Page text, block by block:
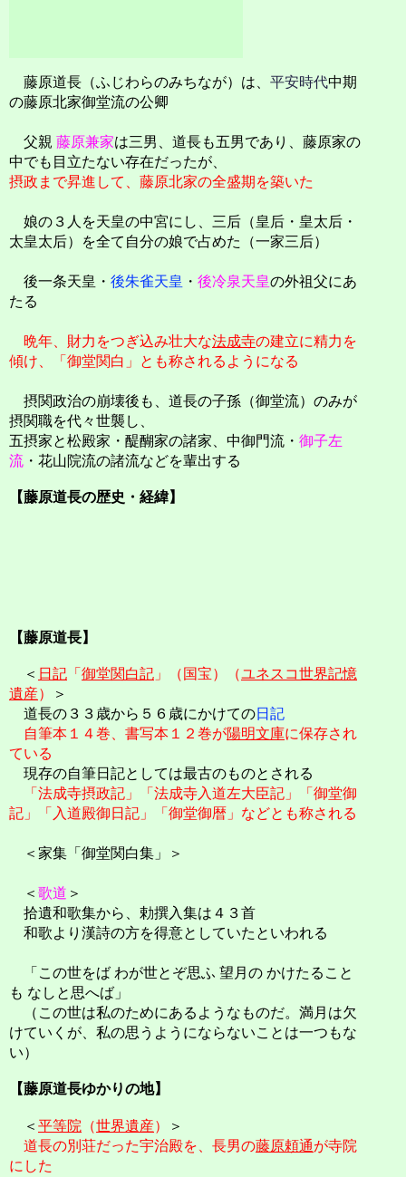
藤原道長（ふじわらのみちなが）は、 平安時代中期
の藤原北家御堂流の公卿
父親 藤原兼家は三男、道長も五男であり、藤原家の
中でも目立たない存在だったが、
摂政まで昇進して、藤原北家の全盛期を築いた
娘の３人を天皇の中宮にし、三后（皇后・皇太后・
太皇太后）を全て自分の娘で占めた（一家三后）
後一条天皇・ 後朱雀天皇 ・ 後冷泉天皇の外祖父にあ
たる
晩年、財力をつぎ込み壮大な法成寺の建立に精力を
傾け、「御堂関白」とも称されるようになる
摂関政治の崩壊後も、道長の子孫（御堂流）のみが
摂関職を代々世襲し、
五摂家と松殿家・醍醐家の諸家、中御門流・ 御子左
流 ・花山院流の諸流などを輩出する
【藤原道長の歴史・経緯】
【藤原道長】
＜ 日記 「 御堂関白記 」（国宝）（ユネスコ世界記憶
遺産）
＞
道長の３３歳から５６歳にかけての日記
自筆本１４巻、書写本１２巻が陽明文庫に保存され
ている
現存の自筆日記としては最古のものとされる
「法成寺摂政記」「法成寺入道左大臣記」「御堂御
記」「入道殿御日記」「御堂御暦」などとも称される
＜家集「御堂関白集」＞
＜ 歌道 ＞
拾遺和歌集から、勅撰入集は４３首
和歌より漢詩の方を得意としていたといわれる
「この世をば わが世とぞ思ふ 望月の かけたること
も なしと思へば」
（この世は私のためにあるようなものだ。満月は欠
けていくが、私の思うようにならないことは一つもな
い）
【藤原道長ゆかりの地】
＜ 平等院 （世界遺産）
＞
道長の別荘だった宇治殿を、長男の藤原頼通が寺院
にした